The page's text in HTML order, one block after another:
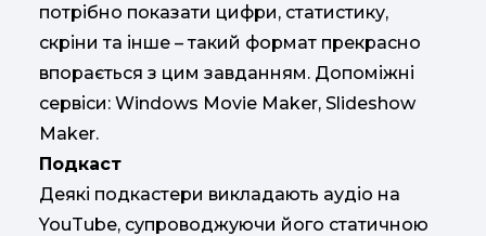
потрібно показати цифри, статистику,
скріни та інше – такий формат прекрасно
впорається з цим завданням. Допоміжні
сервіси: Windows Movie Maker, Slideshow
Maker.
Подкаст
Деякі подкастери викладають аудіо на
YouTube, супроводжуючи його статичною